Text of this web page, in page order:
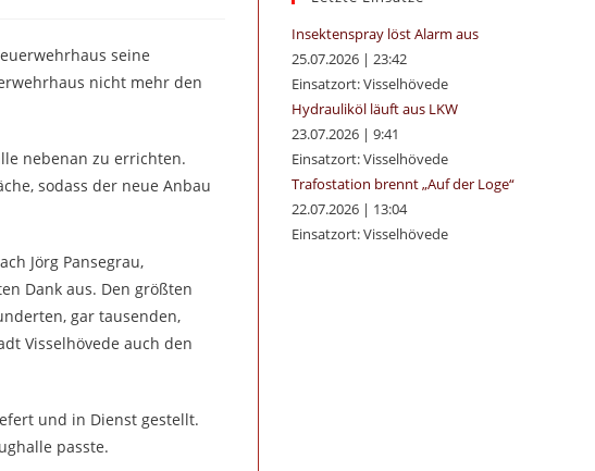
seine
nicht mehr den
nebenan zu errichten.
sodass der neue Anbau
Jörg Pansegrau,
Dank aus. Den größten
gar tausenden,
Visselhövede auch den
und in Dienst gestellt.
passte.
Insektenspray löst Alarm aus
25.07.2026| 23:42
Einsatzort: Visselhövede
Hydrauliköl läuft aus LKW
23.07.2026| 9:41
Einsatzort: Visselhövede
Trafostation brennt „Auf der Loge“
22.07.2026| 13:04
Einsatzort: Visselhövede